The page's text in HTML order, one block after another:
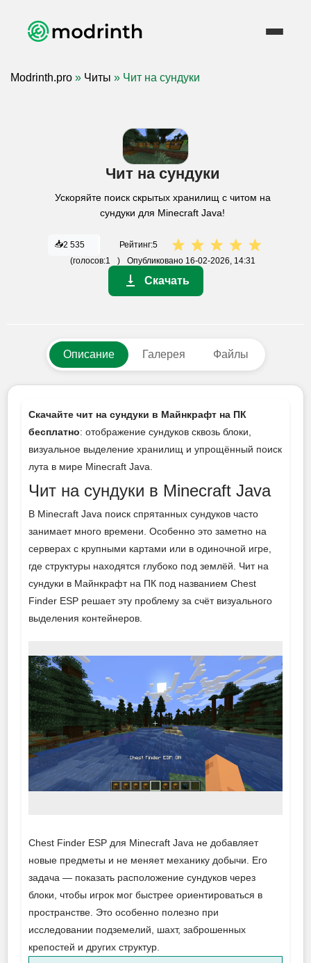
Modrinth.pro » Читы » Чит на сундуки
Чит на сундуки
Ускоряйте поиск скрытых хранилищ с читом на
сундуки для Minecraft Java!
📥2 535 Рейтинг:5
(голосов:1 ) Опубликовано 16-02-2026, 14:31
Скачать
Описание Галерея Файлы
Скачайте чит на сундуки в Майнкрафт на ПК
бесплатно: отображение сундуков сквозь блоки,
визуальное выделение хранилищ и упрощённый поиск
лута в мире Minecraft Java.
Чит на сундуки в Minecraft Java
В Minecraft Java поиск спрятанных сундуков часто
занимает много времени. Особенно это заметно на
серверах с крупными картами или в одиночной игре,
где структуры находятся глубоко под землёй. Чит на
сундуки в Майнкрафт на ПК под названием Chest
Finder ESP решает эту проблему за счёт визуального
выделения контейнеров.
Chest Finder ESP для Minecraft Java не добавляет
новые предметы и не меняет механику добычи. Его
задача — показать расположение сундуков через
блоки, чтобы игрок мог быстрее ориентироваться в
пространстве. Это особенно полезно при
исследовании подземелий, шахт, заброшенных
крепостей и других структур.